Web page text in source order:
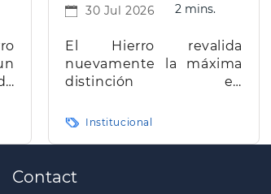
30 Jul 2026 2 mins.
El Hierro revalida
nuevamente la máxima
distinción en
Canarias
Institucional
Contact